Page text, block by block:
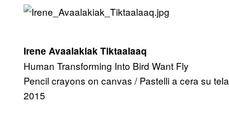
Irene Avaalakiak Tiktaalaaq
Human Transforming Into Bird Want Fly
Pencil crayons on canvas / Pastelli a cera su tela
2015